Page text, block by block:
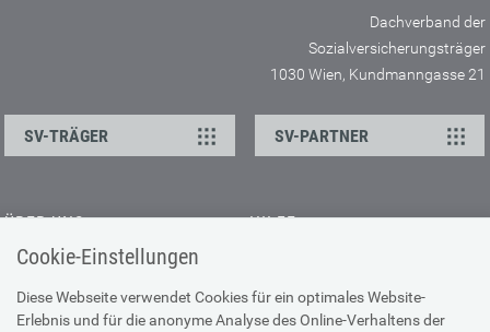
Cookie-Einstellungen
Diese Webseite verwendet Cookies für ein optimales Website-
Erlebnis und für die anonyme Analyse des Online-Verhaltens der
Dachverband der
Sozialversicherungsträger
1030 Wien, Kundmanngasse 21
SV-TRÄGER SV-PARTNER
ÜBER UNS
Kontakt
Offene Stellen
Presse
HILFE
Browser-Info & Sicherheit
Hilfe zur Suche